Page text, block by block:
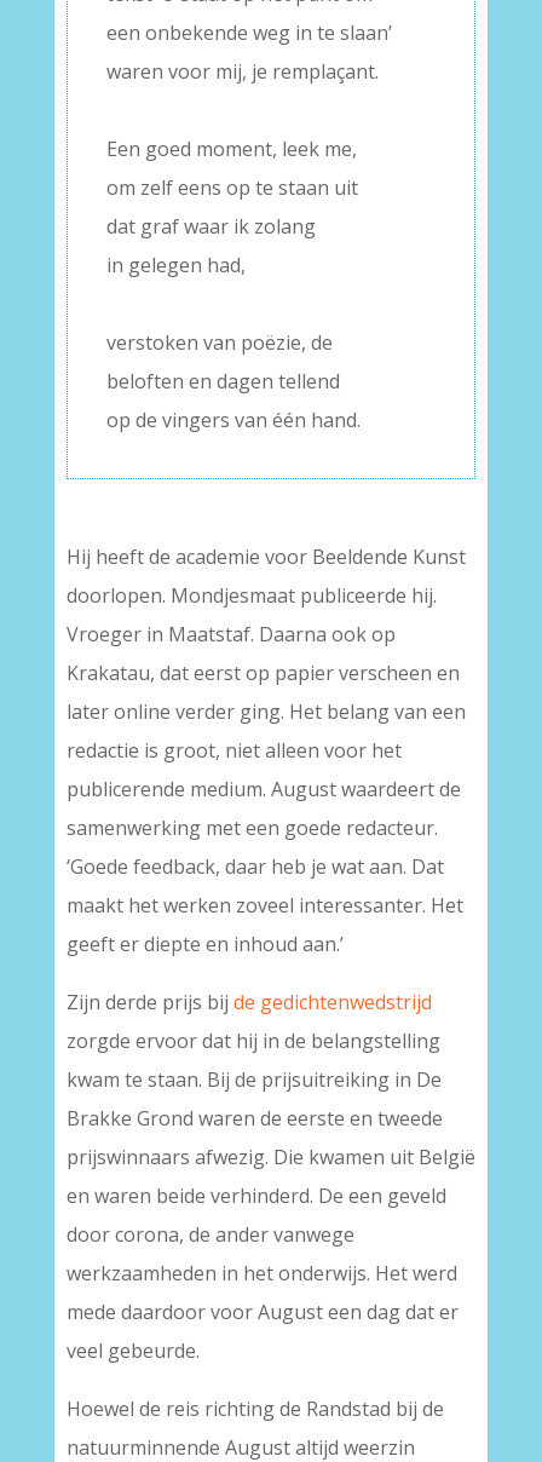
een onbekende weg in te slaan’
waren voor mij, je remplaçant.
Een goed moment, leek me,
om zelf eens op te staan uit
dat graf waar ik zolang
in gelegen had,
verstoken van poëzie, de
beloften en dagen tellend
op de vingers van één hand.
Hij heeft de academie voor Beeldende Kunst
doorlopen. Mondjesmaat publiceerde hij.
Vroeger in Maatstaf. Daarna ook op
Krakatau, dat eerst op papier verscheen en
later online verder ging. Het belang van een
redactie is groot, niet alleen voor het
publicerende medium. August waardeert de
samenwerking met een goede redacteur.
‘Goede feedback, daar heb je wat aan. Dat
maakt het werken zoveel interessanter. Het
geeft er diepte en inhoud aan.’
Zijn derde prijs bij de gedichtenwedstrijd
zorgde ervoor dat hij in de belangstelling
kwam te staan. Bij de prijsuitreiking in De
Brakke Grond waren de eerste en tweede
prijswinnaars afwezig. Die kwamen uit België
en waren beide verhinderd. De een geveld
door corona, de ander vanwege
werkzaamheden in het onderwijs. Het werd
mede daardoor voor August een dag dat er
veel gebeurde.
Hoewel de reis richting de Randstad bij de
natuurminnende August altijd weerzin